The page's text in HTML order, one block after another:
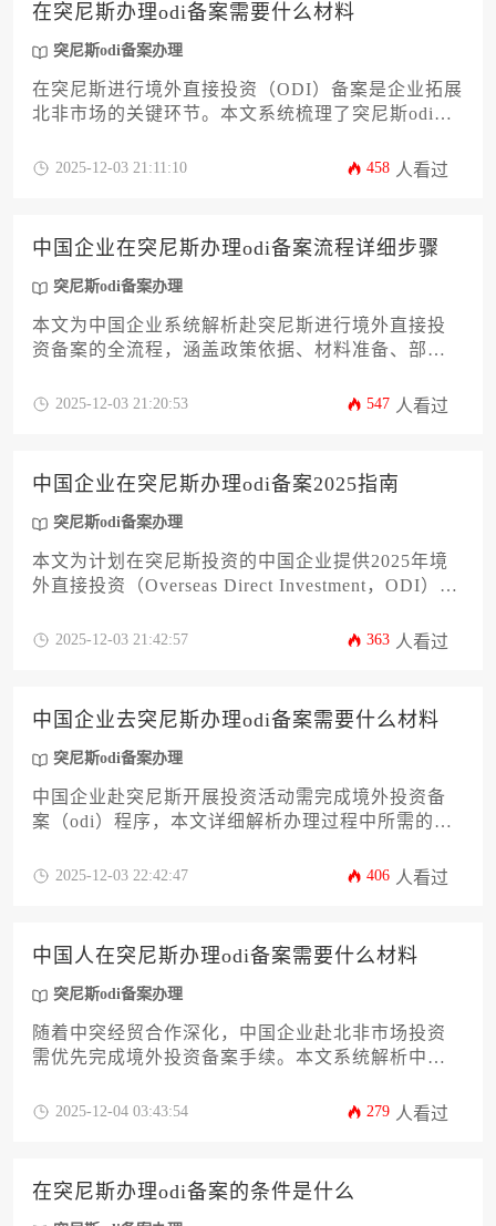
在突尼斯办理odi备案需要什么材料
突尼斯odi备案办理
在突尼斯进行境外直接投资（ODI）备案是企业拓展
北非市场的关键环节。本文系统梳理了突尼斯odi备
明、项目可行性分析、资金来源说明等核心文件。
略，为企业提供一站式操作指南，助力合规高效完
成备案流程。
2025-12-03 21:11:10 458 人看过
中国企业在突尼斯办理odi备案流程详细步骤
突尼斯odi备案办理
本文为中国企业系统解析赴突尼斯进行境外直接投
资备案的全流程，涵盖政策依据、材料准备、部门
odi备案办理的12个关键环节，帮助企业规避常见风
2025-12-03 21:20:53 547 人看过
中国企业在突尼斯办理odi备案2025指南
突尼斯odi备案办理
本文为计划在突尼斯投资的中国企业提供2025年境
外直接投资（Overseas Direct Investment，ODI）备
材料清单、外汇登记及突尼斯当地对接等关键环
2025-12-03 21:42:57 363 人看过
中国企业去突尼斯办理odi备案需要什么材料
突尼斯odi备案办理
中国企业赴突尼斯开展投资活动需完成境外投资备
案（odi）程序，本文详细解析办理过程中所需的全
涵盖突尼斯当地法律要求的认证材料、资金证明、
程材料要求，是企业顺利拓展北非市场的关键一
步。
2025-12-03 22:42:47 406 人看过
中国人在突尼斯办理odi备案需要什么材料
突尼斯odi备案办理
随着中突经贸合作深化，中国企业赴北非市场投资
需优先完成境外投资备案手续。本文系统解析中国
单，涵盖公司资质、资金证明、项目方案等关键环
业务合规护航。
2025-12-04 03:43:54 279 人看过
在突尼斯办理odi备案的条件是什么